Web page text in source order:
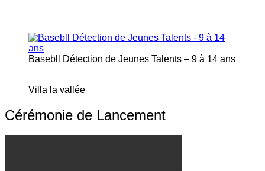
Basebll Détection de Jeunes Talents – 9 à 14 ans
Villa la vallée
Cérémonie de Lancement